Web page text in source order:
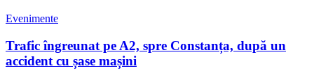
Evenimente
Trafic îngreunat pe A2, spre Constanța, după un
accident cu șase mașini